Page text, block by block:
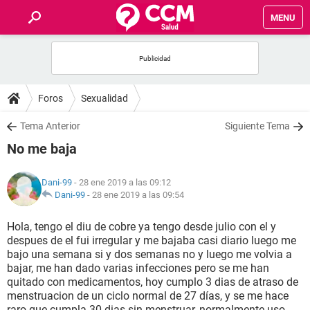
MENU
FOROS
SALUD
NUTRICIÓN
BIENESTAR
SEXUALIDAD
GLOSARIO
Foros Sexualidad
Tema Anterior Siguiente Tema
No me baja
Dani-99 - 28 ene 2019 a las 09:12
Dani-99 - 28 ene 2019 a las 09:54
Hola, tengo el diu de cobre ya tengo desde julio con el y
despues de el fui irregular y me bajaba casi diario luego me
bajo una semana si y dos semanas no y luego me volvia a
bajar, me han dado varias infecciones pero se me han
quitado con medicamentos, hoy cumplo 3 dias de atraso de
menstruacion de un ciclo normal de 27 días, y se me hace